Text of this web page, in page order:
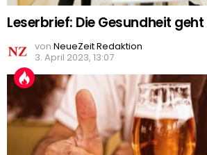
Leserbrief: Die Gesundheit
von NeueZeit Redaktion
3. April 2023, 13:07